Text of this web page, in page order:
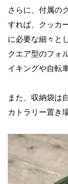
さらに、付属の
すれば、クッカ
に必要な細々と
クエア型のフォ
イキングや自転
また、収納袋は
カトラリー置き